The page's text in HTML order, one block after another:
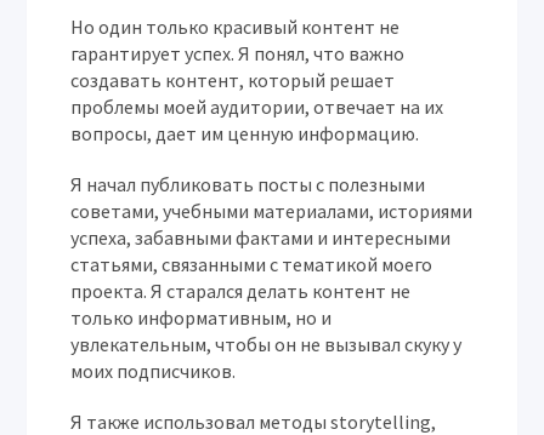
Но один только красивый контент не
гарантирует успех. Я понял, что важно
создавать контент, который решает
проблемы моей аудитории, отвечает на их
вопросы, дает им ценную информацию.
Я начал публиковать посты с полезными
советами, учебными материалами, историями
успеха, забавными фактами и интересными
статьями, связанными с тематикой моего
проекта. Я старался делать контент не
только информативным, но и
увлекательным, чтобы он не вызывал скуку у
моих подписчиков.
Я также использовал методы storytelling,